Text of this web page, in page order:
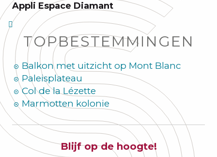
Appli Espace Diamant
TOPBESTEMMINGEN
Balkon met uitzicht op Mont Blanc
Paleisplateau
Col de la Lézette
Marmotten kolonie
Blijf op de hoogte!